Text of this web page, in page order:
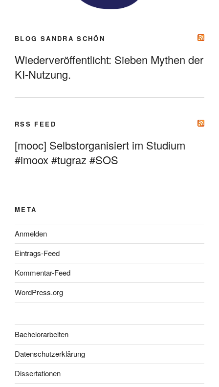
BLOG SANDRA SCHÖN
Wiederveröffentlicht: Sieben Mythen der
KI-Nutzung.
RSS FEED
[mooc] Selbstorganisiert im Studium
#imoox #tugraz #SOS
META
Anmelden
Eintrags-Feed
Kommentar-Feed
WordPress.org
Bachelorarbeiten
Datenschutzerklärung
Dissertationen